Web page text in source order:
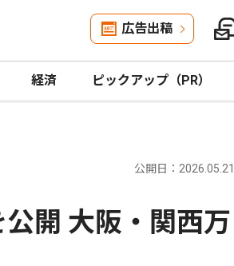
広告出稿
経済 ピックアップ（PR）
公開日：2026.05.21
開 大阪・関西万